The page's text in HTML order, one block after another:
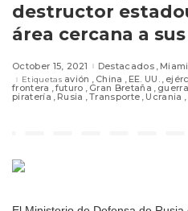
destructor
área cercana a
October 15, 2021 Destacados Miami
Etiquetas avión China EE. UU.
frontera futuro Gran Bretaña guerra
piratería Rusia Transporte Ucrania